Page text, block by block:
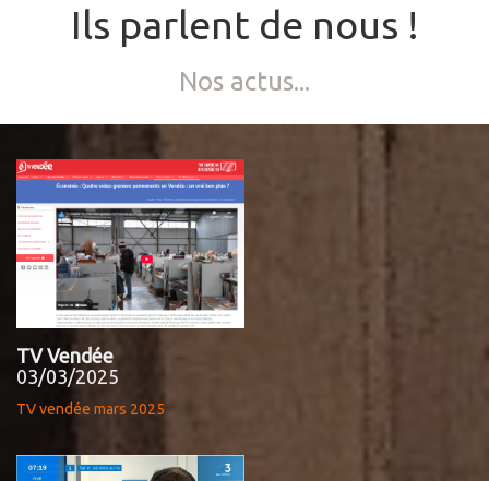
Ils parlent de nous !
Nos actus...
TV Vendée
03/03/2025
TV vendée mars 2025